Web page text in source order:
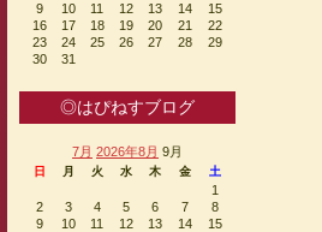
9
10 11 12 13 14
15
16
17 18 19 20 21
22
23
24 25 26 27 28
29
30
31
◎はぴねすブログ
7月 2026年8月 9月
日 月 火 水 木 金 土
1
2
3 4 5 6 7
8
9
10 11 12 13 14
15